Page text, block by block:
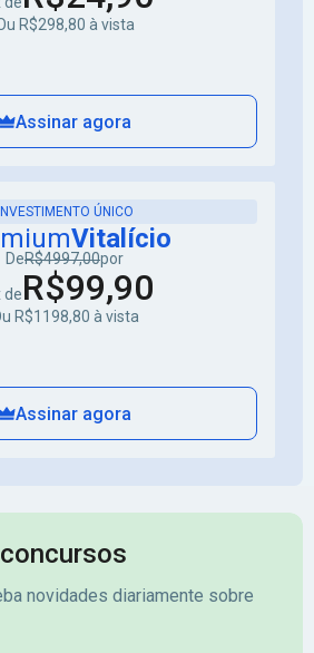
R$298,80 à vista
Assinar agora
INVESTIMENTO ÚNICO
Vitalício
DeR$4997,00por
deR$99,90
R$1198,80 à vista
Assinar agora
novidades diariamente sobre